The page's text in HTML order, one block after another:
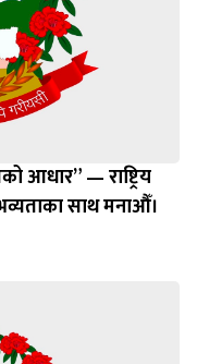
आधार” — राष्ट्रिय
साथ मनाऔँ।